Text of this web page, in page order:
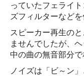
っていたフェライ
ズフィルターなどを
スピーカー再生の
ませんでしたが、
中の曲の無音部分で
ノイズは「ビ～ン